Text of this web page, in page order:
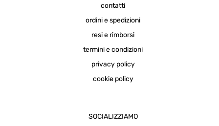
contatti
ordini e spedizioni
resi e rimborsi
termini e condizioni
privacy policy
cookie policy
SOCIALIZZIAMO